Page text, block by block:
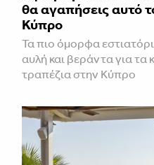
θα αγαπήσεις αυτό
Κύπρο
Τα πιο όμορφα
αυλή και βεράντα για τα
τραπέζια στην Κύπρο